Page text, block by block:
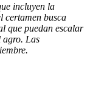
incluyen la
certamen busca
que puedan escalar
agro. Las